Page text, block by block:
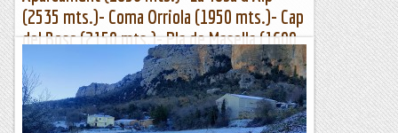
(2535 mts.)- Coma Orriola (1950 mts.)- Cap
del Bosc (2150 mts.)- Pla de Masella (1600
mts.)- Aparcament (1650 mts.)
Itinerari marcat amb el rellotge Suunto Traverse.Una altra
setmana de vent al Pirineu, la idea inicial era anar cap al
Capcir i fer una circular pel Petit Peric i Mont Llaret,...